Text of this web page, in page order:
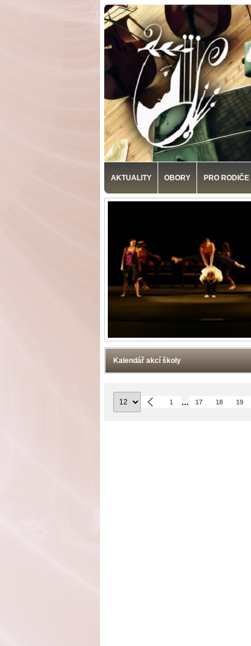
AKTUALITY OBORY PRO RODIČE
Kalendář akcí školy
1 ... 17 18 19